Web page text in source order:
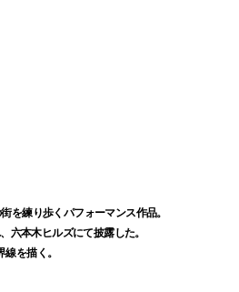
を練り歩くパフォーマンス作品。
六本木ヒルズにて披露した。
を描く。